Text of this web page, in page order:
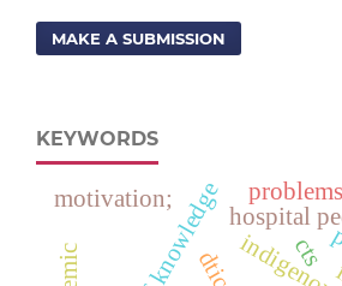
MAKE A SUBMISSION
KEYWORDS
cts
hospital
dtics
motivation;